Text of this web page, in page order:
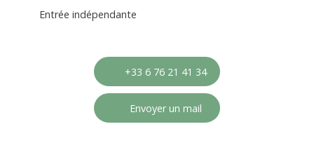
Entrée indépendante
+33 6 76 21 41 34
Envoyer un mail